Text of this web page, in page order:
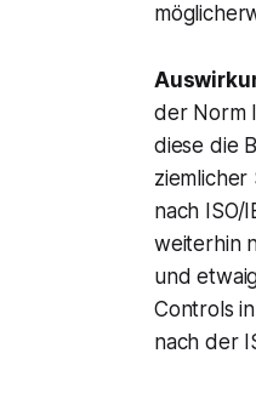
der Norm
diese die
nach ISO/
weiterhin
und
Controls
nach der